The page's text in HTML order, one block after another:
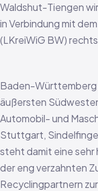
Waldshut-Tiengen
in Verbindung mit
(LKreiWiG BW)
Baden-Württemberg
äußersten
Automobil- und
Stuttgart,
steht damit eine
der eng verzahnten
Recyclingpartnern